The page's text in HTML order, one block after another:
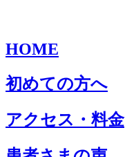
HOME
初めての方へ
アクセス・料金